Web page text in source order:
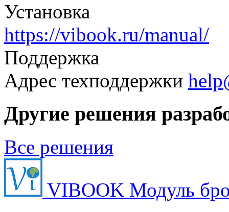
Установка
https://vibook.ru/manual/
Поддержка
Адрес техподдержки
Другие решения
Все решения
VIBOOK Модуль